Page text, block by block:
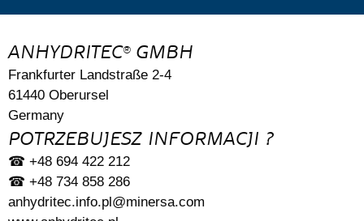
ANHYDRITEC® GMBH
Frankfurter Landstraße 2-4
61440 Oberursel
Germany
POTRZEBUJESZ INFORMACJI ?
☎ +48 694 422 212
☎ +48 734 858 286
anhydritec.info.pl@minersa.com